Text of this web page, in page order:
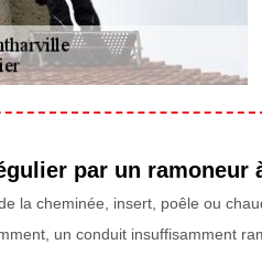
par un ramoneur
la cheminée, insert, poêle ou
un conduit insuffisamment